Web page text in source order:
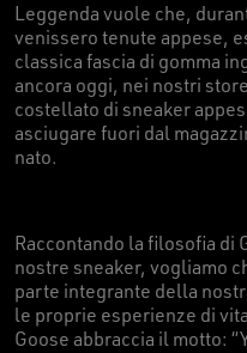
Leggenda vuole che,
venissero tenute appese,
classica fascia di gomma
ancora oggi, nei nostri
costellato di sneaker
asciugare fuori dal
nato.
Raccontando la filosofia di
nostre sneaker, vogliamo
parte integrante della
le proprie esperienze di
Goose abbraccia il motto: